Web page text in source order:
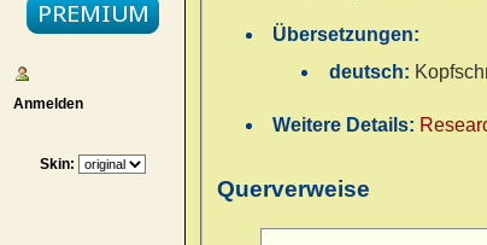
Anmelden
Skin:
Übersetzungen:
deutsch:
Weitere Details:
Querverweise